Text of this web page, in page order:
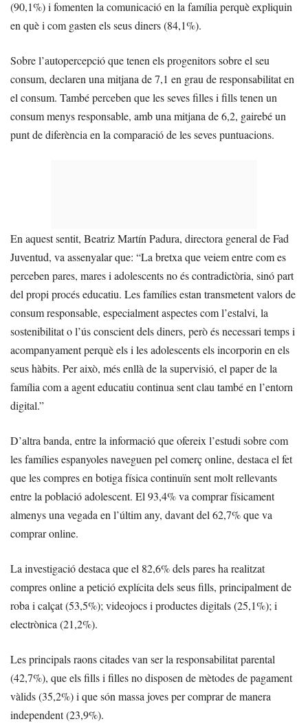
(90,1%) i fomenten la comunicació en la família perquè expliquin
en què i com gasten els seus diners (84,1%).
Sobre l’autopercepció que tenen els progenitors sobre el seu
consum, declaren una mitjana de 7,1 en grau de responsabilitat en
el consum. També perceben que les seves filles i fills tenen un
consum menys responsable, amb una mitjana de 6,2, gairebé un
punt de diferència en la comparació de les seves puntuacions.
En aquest sentit, Beatriz Martín Padura, directora general de Fad
Juventud, va assenyalar que: “La bretxa que veiem entre com es
perceben pares, mares i adolescents no és contradictòria, sinó part
del propi procés educatiu. Les famílies estan transmetent valors de
consum responsable, especialment aspectes com l’estalvi, la
sostenibilitat o l’ús conscient dels diners, però és necessari temps i
acompanyament perquè els i les adolescents els incorporin en els
seus hàbits. Per això, més enllà de la supervisió, el paper de la
família com a agent educatiu continua sent clau també en l’entorn
digital.”
D’altra banda, entre la informació que ofereix l’estudi sobre com
les famílies espanyoles naveguen pel comerç online, destaca el fet
que les compres en botiga física continuïn sent molt rellevants
entre la població adolescent. El 93,4% va comprar físicament
almenys una vegada en l’últim any, davant del 62,7% que va
comprar online.
La investigació destaca que el 82,6% dels pares ha realitzat
compres online a petició explícita dels seus fills, principalment de
roba i calçat (53,5%); videojocs i productes digitals (25,1%); i
electrònica (21,2%).
Les principals raons citades van ser la responsabilitat parental
(42,7%), que els fills i filles no disposen de mètodes de pagament
vàlids (35,2%) i que són massa joves per comprar de manera
independent (23,9%).